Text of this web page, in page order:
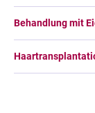
Behandlung mit